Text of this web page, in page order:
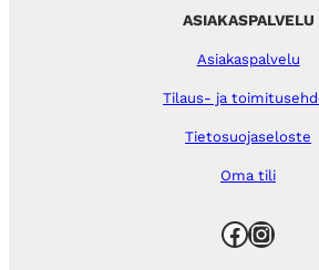
ASIAKASPALVELU
Asiakaspalvelu
Tilaus- ja
Tietosuojaseloste
Oma tili
Facebook Instagram